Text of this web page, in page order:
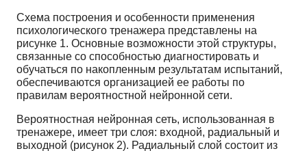
Схема построения и особенности применения
психологического тренажера представлены на
рисунке 1. Основные возможности этой структуры,
связанные со способностью диагностировать и
обучаться по накопленным результатам испытаний,
обеспечиваются организацией ее работы по
правилам вероятностной нейронной сети.
Вероятностная нейронная сеть, использованная в
тренажере, имеет три слоя: входной, радиальный и
выходной (рисунок 2). Радиальный слой состоит из